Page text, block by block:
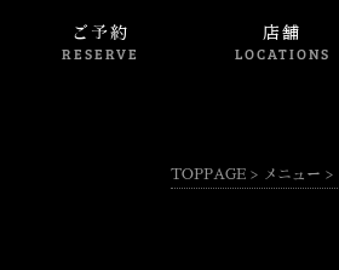
ご予約
RESERVE
店舗
LOCATIONS
TOPPAGE > メニュー >